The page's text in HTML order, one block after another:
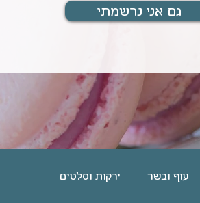
גם אני נרשמתי
עוף ובשר ירקות וסלטים